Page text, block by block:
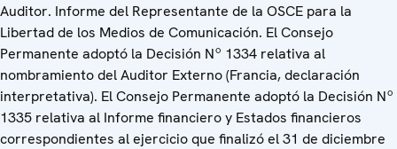
Auditor. Informe del Representante de la OSCE para la
Libertad de los Medios de Comunicación. El Consejo
Permanente adoptó la Decisión Nº 1334 relativa al
nombramiento del Auditor Externo (Francia, declaración
interpretativa). El Consejo Permanente adoptó la Decisión Nº
1335 relativa al Informe financiero y Estados financieros
correspondientes al ejercicio que finalizó el 31 de diciembre